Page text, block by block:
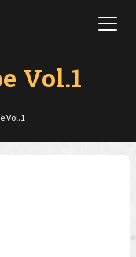
Vol.1
Vol.1